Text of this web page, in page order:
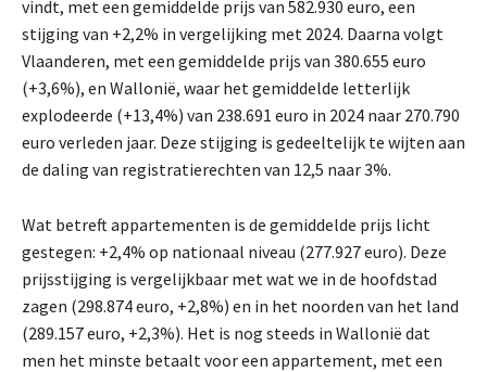
vindt, met een gemiddelde prijs van 582.930 euro, een
stijging van +2,2% in vergelijking met 2024. Daarna volgt
Vlaanderen, met een gemiddelde prijs van 380.655 euro
(+3,6%), en Wallonië, waar het gemiddelde letterlijk
explodeerde (+13,4%) van 238.691 euro in 2024 naar 270.790
euro verleden jaar. Deze stijging is gedeeltelijk te wijten aan
de daling van registratierechten van 12,5 naar 3%.
Wat betreft appartementen is de gemiddelde prijs licht
gestegen: +2,4% op nationaal niveau (277.927 euro). Deze
prijsstijging is vergelijkbaar met wat we in de hoofdstad
zagen (298.874 euro, +2,8%) en in het noorden van het land
(289.157 euro, +2,3%). Het is nog steeds in Wallonië dat
men het minste betaalt voor een appartement, met een